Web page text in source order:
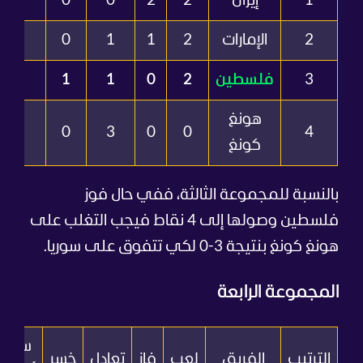
2 الإمارات 2
1
1
0
3 فلسطين 2
0
1
1
4
هونغ
كونغ
0
0
3
0
بالنسبة للمجموعة الثالثة، ففي حال فوز
فلسطين وصولها إلى 4 نقاط فيجب التغلب على
هونغ كونغ بنتيجة 3-0 لكي تتفوق على سوريا.
المجموعة الرابعة
الترتيب الفريق لعب فاز تعادل خسر